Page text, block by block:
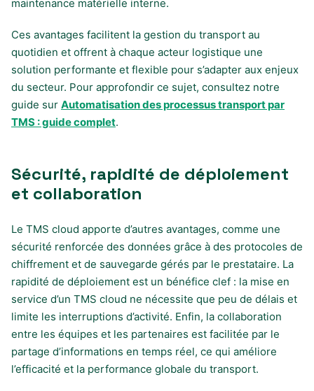
maintenance matérielle interne.
Ces avantages facilitent la gestion du transport au
quotidien et offrent à chaque acteur logistique une
solution performante et flexible pour s’adapter aux enjeux
du secteur. Pour approfondir ce sujet, consultez notre
guide sur Automatisation des processus transport par
TMS : guide complet.
Sécurité, rapidité de déploiement
et collaboration
Le TMS cloud apporte d’autres avantages, comme une
sécurité renforcée des données grâce à des protocoles de
chiffrement et de sauvegarde gérés par le prestataire. La
rapidité de déploiement est un bénéfice clef : la mise en
service d’un TMS cloud ne nécessite que peu de délais et
limite les interruptions d’activité. Enfin, la collaboration
entre les équipes et les partenaires est facilitée par le
partage d’informations en temps réel, ce qui améliore
l’efficacité et la performance globale du transport.